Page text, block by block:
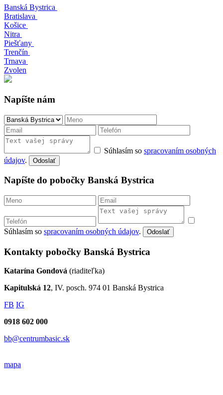
Banská Bystrica
Bratislava
Košice
Nitra
Piešťany
Trenčín
Trnava
Zvolen
Napíšte nám
Súhlasím so spracovaním osobných
údajov. Odoslať
Napíšte do pobočky Banská Bystrica
Súhlasím so spracovaním osobných údajov. Odoslať
Kontakty pobočky Banská Bystrica
Katarína Gondová (riaditeľka)
Kapitulská 12, IV. posch. 974 01 Banská Bystrica
FB IG
0918 602 000
bb@centrumbasic.sk
mapa